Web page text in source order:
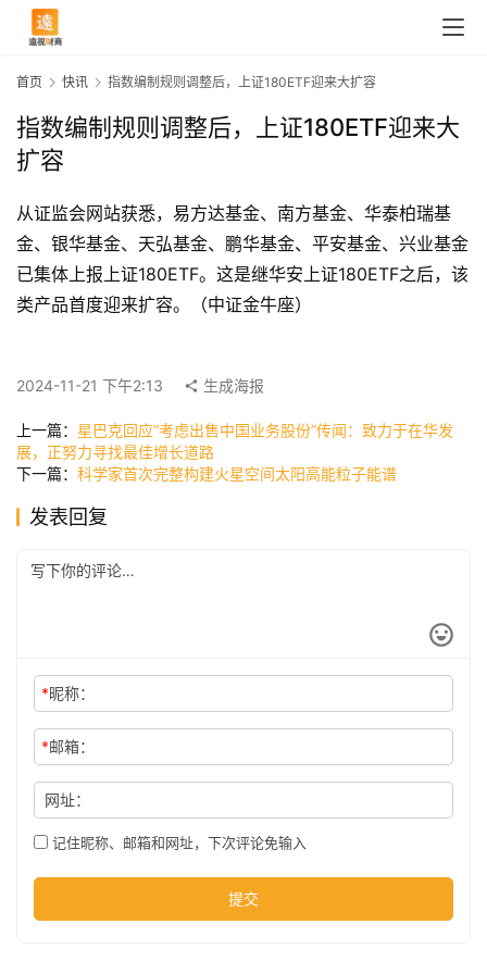
快
讯
司
首页 快讯 指数编制规则调整后，上证180ETF迎来大扩容
指数编制规则调整后，上证180ETF迎来大
扩容
从证监会网站获悉，易方达基金、南方基金、华泰柏瑞基
金、银华基金、天弘基金、鹏华基金、平安基金、兴业基金
已集体上报上证180ETF。这是继华安上证180ETF之后，该
类产品首度迎来扩容。（中证金牛座）
2024-11-21 下午2:13 生成海报
上一篇： 星巴克回应“考虑出售中国业务股份”传闻：致力于在华发
展，正努力寻找最佳增长道路
下一篇： 科学家首次完整构建火星空间太阳高能粒子能谱
发表回复
*昵称：
*邮箱：
网址：
记住昵称、邮箱和网址，下次评论免输入
提交